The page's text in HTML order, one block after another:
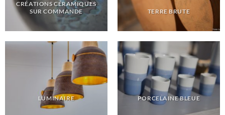
CRÉATIONS CÉRAMIQUES
SUR COMMANDE
TERRE BRUTE
LUMINAIRE PORCELAINE BLEUE